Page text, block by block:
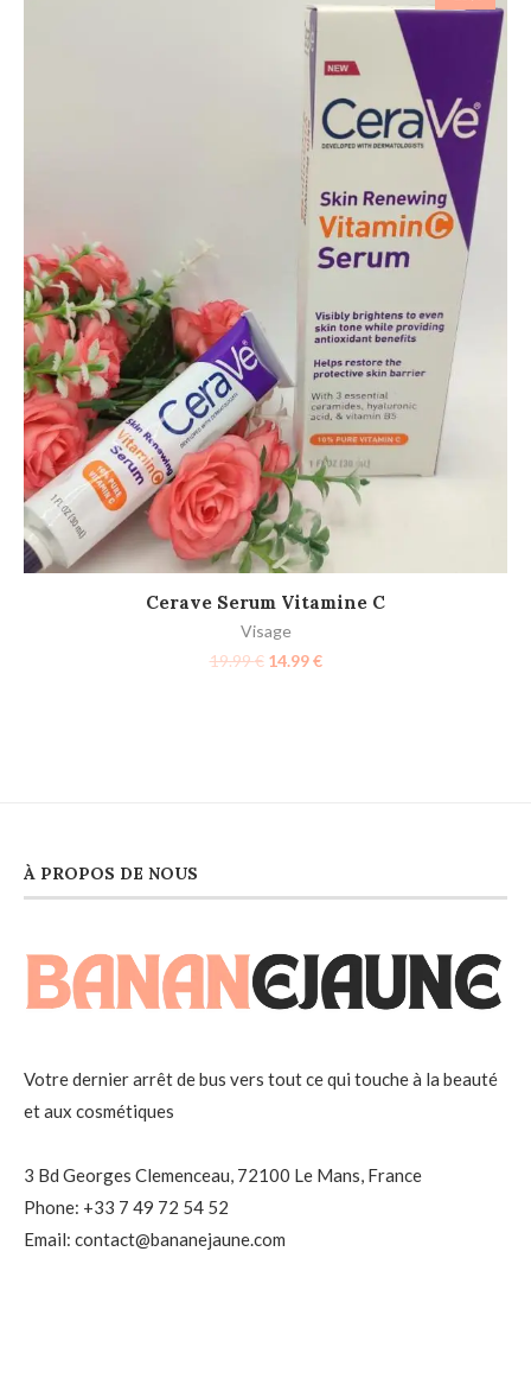
AJOUTER AU PANIER
Cerave Serum Vitamine C
Visage
19.99€ 14.99€
À PROPOS DE NOUS
Votre dernier arrêt de bus vers tout ce qui touche à la beauté
et aux cosmétiques
3 Bd Georges Clemenceau, 72100 Le Mans, France
Phone: +33 7 49 72 54 52
Email: contact@bananejaune.com